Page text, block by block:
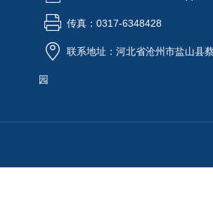
传真：0317-6348428
联系地址：河北省沧州市盐山县
园